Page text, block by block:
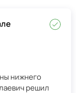
нижнего